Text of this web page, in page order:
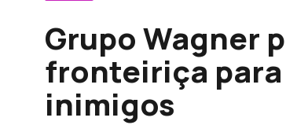
Grupo Wagner
fronteiriça
inimigos